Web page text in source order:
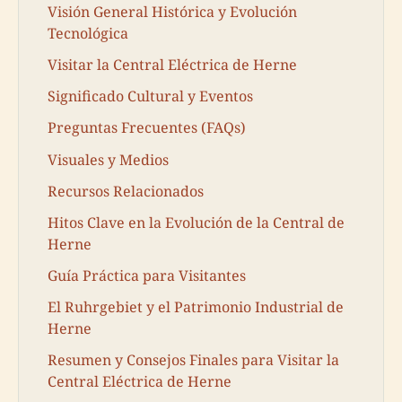
Visión General Histórica y Evolución
Tecnológica
Visitar la Central Eléctrica de Herne
Significado Cultural y Eventos
Preguntas Frecuentes (FAQs)
Visuales y Medios
Recursos Relacionados
Hitos Clave en la Evolución de la Central de
Herne
Guía Práctica para Visitantes
El Ruhrgebiet y el Patrimonio Industrial de
Herne
Resumen y Consejos Finales para Visitar la
Central Eléctrica de Herne